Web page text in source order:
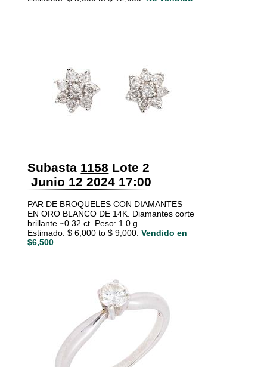
Subasta 1158 Lote 2
Junio 12 2024 17:00
PAR DE BROQUELES CON DIAMANTES
EN ORO BLANCO DE 14K. Diamantes corte
brillante ~0.32 ct. Peso: 1.0 g
Estimado: $ 6,000 to $ 9,000. Vendido en
$6,500